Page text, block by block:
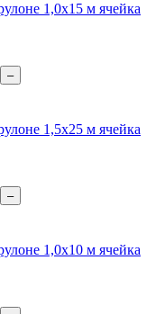
1,0х15 м ячейка
–
1,5х25 м ячейка
–
1,0х10 м ячейка